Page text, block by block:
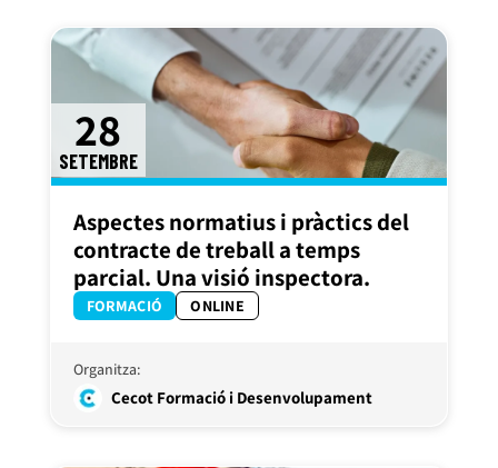
28
SETEMBRE
Aspectes normatius i pràctics del
contracte de treball a temps
parcial. Una visió inspectora.
FORMACIÓ ONLINE
Organitza:
Cecot Formació i Desenvolupament